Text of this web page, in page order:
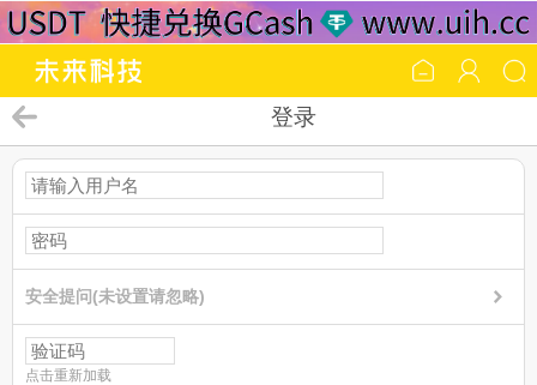
登录
安全提问(未设置请忽略)
点击重新加载